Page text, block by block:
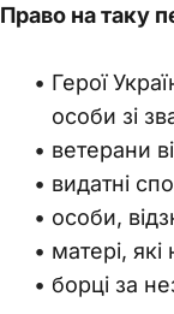
Право на таку
Герої
особи зі
ветерани
видатні
особи,
матері,
борці за